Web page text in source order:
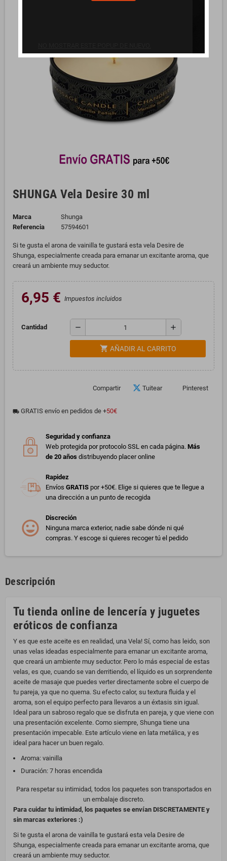
SHUNGA Vela Desire 30 ml
Marca
Shunga
Referencia
57594601
Si te gusta el arona de vainilla te gustará esta vela Desire de
Shunga, especialmente creada para emanar un excitante aroma, que
creará un ambiente muy seductor.
6,95 € Impuestos incluidos
Cantidad remove add
shopping_cart AÑADIR AL CARRITO
Compartir Tuitear Pinterest
local_shipping GRATIS envío en pedidos de +50€
Seguridad y confianza
Web protegida por protocolo SSL en cada página. Más
de 20 años distribuyendo placer online
Rapidez
Envíos GRATIS por +50€. Elige si quieres que te llegue a
una dirección a un punto de recogida
Discreción
Ninguna marca exterior, nadie sabe dónde ni qué
compras. Y escoge si quieres recoger tú el pedido
Descripción
Tu tienda online de lencería y juguetes
eróticos de confianza
Y es que este aceite es en realidad, una Vela! Sí, como has leido, son
unas velas ideadas especialmente para emanar un excitante aroma,
que creará un ambiente muy seductor. Pero lo más especial de estas
velas, es que, cuando se van derritiendo, el líquido es un sorprendente
aceite de masaje que puedes verter directamente sobre el cuerpo de
tu pareja, ya que no quema. Su efecto calor, su textura fluida y el
aroma, son el equipo perfecto para llevaros a un éxtasis sin igual.
Ideal para un sabroso regalo que se disfruta en pareja, y que viene con
una presentación excelente. Como siempre, Shunga tiene una
presentación impecable. Este artículo viene en lata metálica, y es
ideal para hacer un buen regalo.
Aroma: vainilla
Duración: 7 horas encendida
Para respetar su intimidad, todos los paquetes son transportados en
un embalaje discreto.
Para cuidar tu intimidad, los paquetes se envían DISCRETAMENTE y
sin marcas exteriores :)
Si te gusta el arona de vainilla te gustará esta vela Desire de
Shunga, especialmente creada para emanar un excitante aroma, que
creará un ambiente muy seductor.